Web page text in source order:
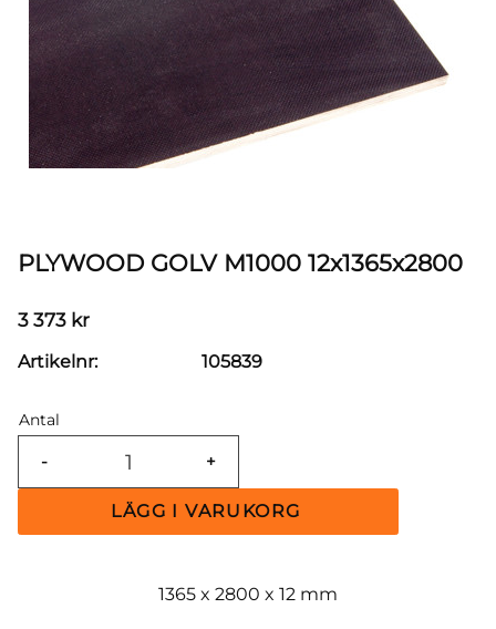
PLYWOOD GOLV M1000 12x1365x2800
3 373 kr
Antal
+
-
Artikelnr 105839
1365 x 2800 x 12 mm